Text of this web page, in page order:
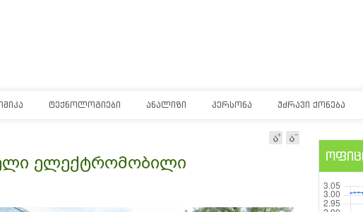
ᲢᲔᲥᲜᲝᲚᲝᲒᲘᲔᲑᲘ ᲐᲜᲐᲚᲘᲖᲘ ᲞᲔᲠᲡᲝᲜᲐ ᲣᲫᲠᲐᲕᲘ ᲥᲝᲜᲔᲑᲐ
ელექტრომობილი